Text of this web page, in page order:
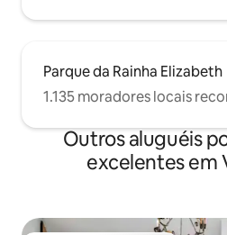
Parque da Rainha Elizabeth
1.135 moradores locais
Outros aluguéis
excelentes em